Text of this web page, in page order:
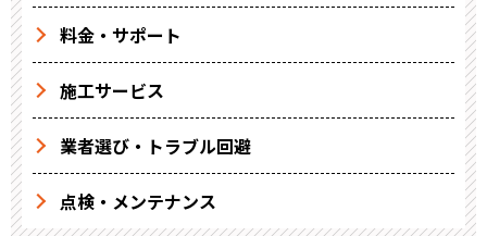
料金・サポート
施工サービス
業者選び・トラブル回避
点検・メンテナンス